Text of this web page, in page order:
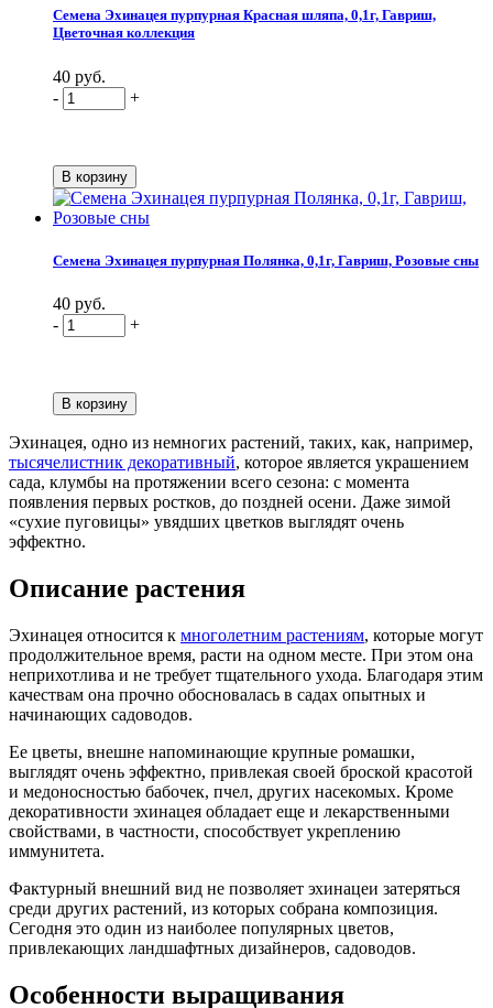
Семена Эхинацея пурпурная Красная шляпа, 0,1г, Гавриш,
Цветочная коллекция
40 руб.
-
+
Семена Эхинацея пурпурная Полянка, 0,1г, Гавриш, Розовые сны
40 руб.
-
+
Эхинацея, одно из немногих растений, таких, как, например,
тысячелистник декоративный, которое является украшением
сада, клумбы на протяжении всего сезона: с момента
появления первых ростков, до поздней осени. Даже зимой
«сухие пуговицы» увядших цветков выглядят очень
эффектно.
Описание растения
Эхинацея относится к многолетним растениям, которые могут
продолжительное время, расти на одном месте. При этом она
неприхотлива и не требует тщательного ухода. Благодаря этим
качествам она прочно обосновалась в садах опытных и
начинающих садоводов.
Ее цветы, внешне напоминающие крупные ромашки,
выглядят очень эффектно, привлекая своей броской красотой
и медоносностью бабочек, пчел, других насекомых. Кроме
декоративности эхинацея обладает еще и лекарственными
свойствами, в частности, способствует укреплению
иммунитета.
Фактурный внешний вид не позволяет эхинацеи затеряться
среди других растений, из которых собрана композиция.
Сегодня это один из наиболее популярных цветов,
привлекающих ландшафтных дизайнеров, садоводов.
Особенности выращивания